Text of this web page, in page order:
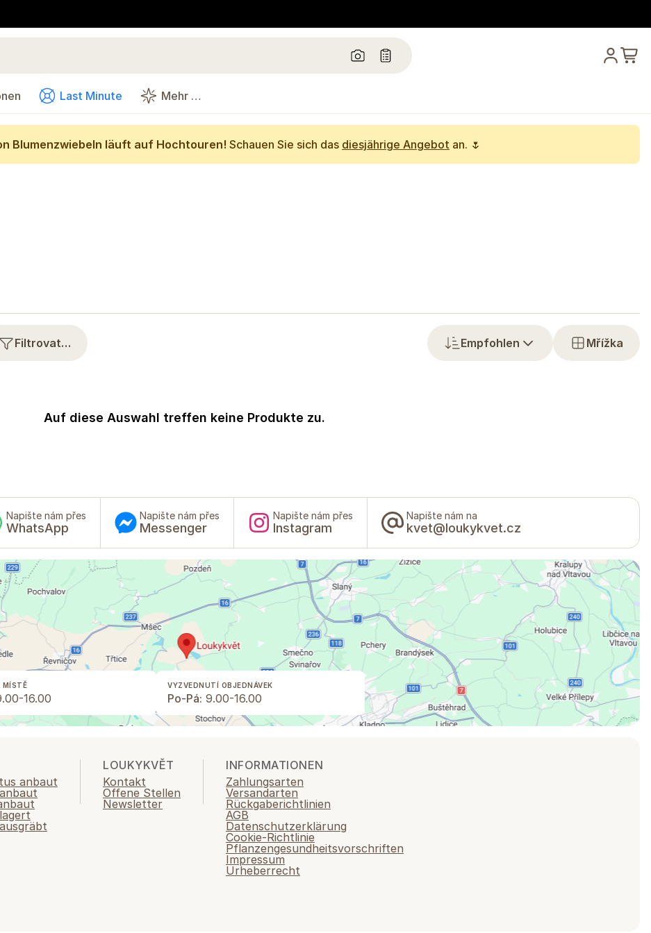
Last Minute Mehr …
Blumenzwiebeln läuft auf Hochtouren! Schauen Sie sich das diesjährige Angebot an. 🌷
Filtrovat… Empfohlen Mřížka
Auf diese Auswahl treffen keine Produkte zu.
Napište nám přes
WhatsApp
Napište nám přes
Messenger
Napište nám přes
Instagram
Napište nám na
kvet@loukykvet.cz
MÍSTĚ
16.00
VYZVEDNUTÍ OBJEDNÁVEK
Po-Pá: 9.00-16.00
anbaut
LOUKYKVĚT
Kontakt
Offene Stellen
Newsletter
INFORMATIONEN
Zahlungsarten
Versandarten
Rückgaberichtlinien
AGB
Datenschutzerklärung
Cookie-Richtlinie
Pflanzengesundheitsvorschriften
Impressum
Urheberrecht